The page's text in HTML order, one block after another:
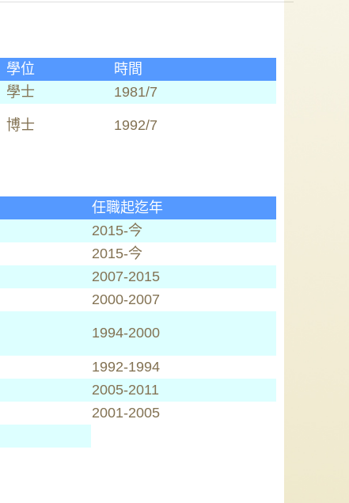
學位
時間
學士
1981/7
博士 1992/7
任職起迄年
2015-今
2015-今
2007-2015
2000-2007
1994-2000
1992-1994
2005-2011
2001-2005